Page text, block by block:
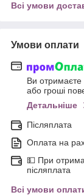
Всі умови
Умови оплати
Ви
або гроші
Детальніше
Післяплата
Оплата на
💵 При
післяплата
Всі умови